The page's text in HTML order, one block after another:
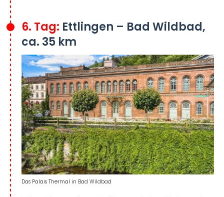
6. Tag: Ettlingen – Bad Wildbad,
ca. 35 km
Das Palais Thermal in Bad Wildbad